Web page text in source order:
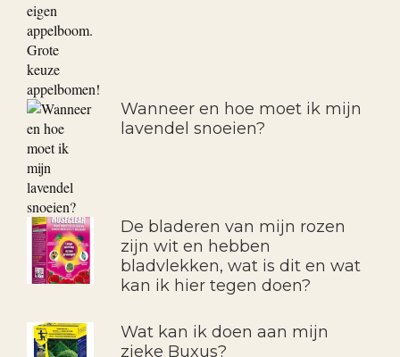
Wanneer en hoe moet ik mijn
lavendel snoeien?
De bladeren van mijn rozen
zijn wit en hebben
bladvlekken, wat is dit en wat
kan ik hier tegen doen?
Wat kan ik doen aan mijn
zieke Buxus?